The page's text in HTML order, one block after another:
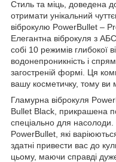
Стиль та міць, доведена
отримати унікальний
віброкулю PowerBullet –
Елегантна віброкуля з
собі 10 режимів глибокої
водонепроникність і
загостреній формі. Ця
вашу косметичку, тому ви
Гламурна віброкуля
Bullet Black, прикрашена
спеціально для насолоди.
PowerBullet, які
здатні привести вас до
цьому, маючи справді